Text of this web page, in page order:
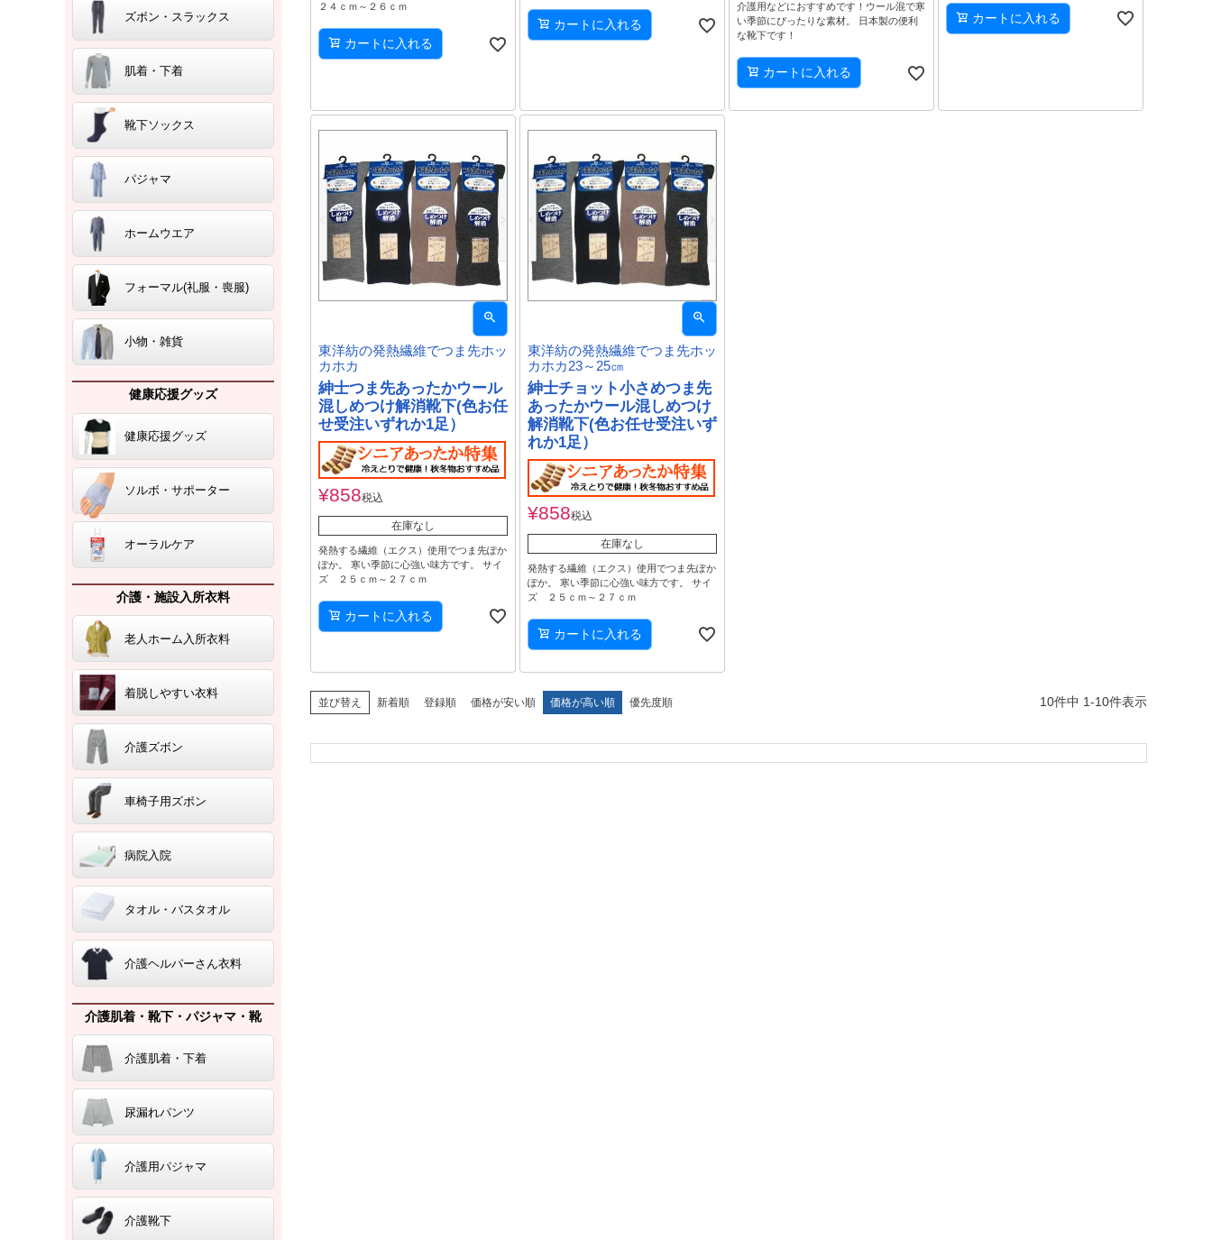
ズボン・スラックス
肌着・下着
靴下ソックス
パジャマ
ホームウエア
フォーマル(礼服・喪服)
小物・雑貨
健康応援グッズ
健康応援グッズ
ソルボ・サポーター
オーラルケア
介護・施設入所衣料
老人ホーム入所衣料
着脱しやすい衣料
介護ズボン
車椅子用ズボン
病院入院
タオル・バスタオル
介護ヘルパーさん衣料
介護肌着・靴下・パジャマ・靴
介護肌着・下着
尿漏れパンツ
介護用パジャマ
介護靴下
２４ｃｍ～２６ｃｍ
カートに入れる
カートに入れる
介護用などにおすすめです！ウール混で寒
い季節にぴったりな素材。 日本製の便利
な靴下です！
カートに入れる
カートに入れる
東洋紡の発熱繊維でつま先ホッ
カホカ
紳士つま先あったかウール
混しめつけ解消靴下(色お任
せ受注いずれか1足）
¥858税込
在庫なし
発熱する繊維（エクス）使用でつま先ぽか
ぽか。 寒い季節に心強い味方です。 サイ
ズ ２５ｃｍ～２７ｃｍ
カートに入れる
東洋紡の発熱繊維でつま先ホッ
カホカ23～25㎝
紳士チョット小さめつま先
あったかウール混しめつけ
解消靴下(色お任せ受注いず
れか1足）
¥858税込
在庫なし
発熱する繊維（エクス）使用でつま先ぽか
ぽか。 寒い季節に心強い味方です。 サイ
ズ ２５ｃｍ～２７ｃｍ
カートに入れる
並び替え 新着順 登録順 価格が安い順 価格が高い順 優先度順 10件中 1-10件表示